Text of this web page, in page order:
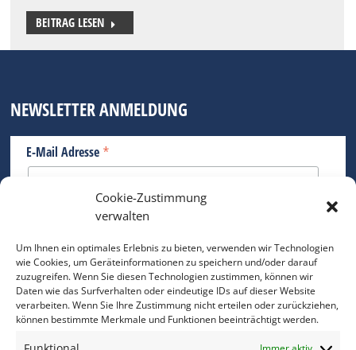
Cookie-Zustimmung
verwalten
Um Ihnen ein optimales Erlebnis zu bieten, verwenden wir Technologien
wie Cookies, um Geräteinformationen zu speichern und/oder darauf
zuzugreifen. Wenn Sie diesen Technologien zustimmen, können wir
Daten wie das Surfverhalten oder eindeutige IDs auf dieser Website
verarbeiten. Wenn Sie Ihre Zustimmung nicht erteilen oder zurückziehen,
können bestimmte Merkmale und Funktionen beeinträchtigt werden.
BEITRAG LESEN
NEWSLETTER ANMELDUNG
E-Mail Adresse *
Bitte geben Sie Ihre E-Mail Adresse ein.
*